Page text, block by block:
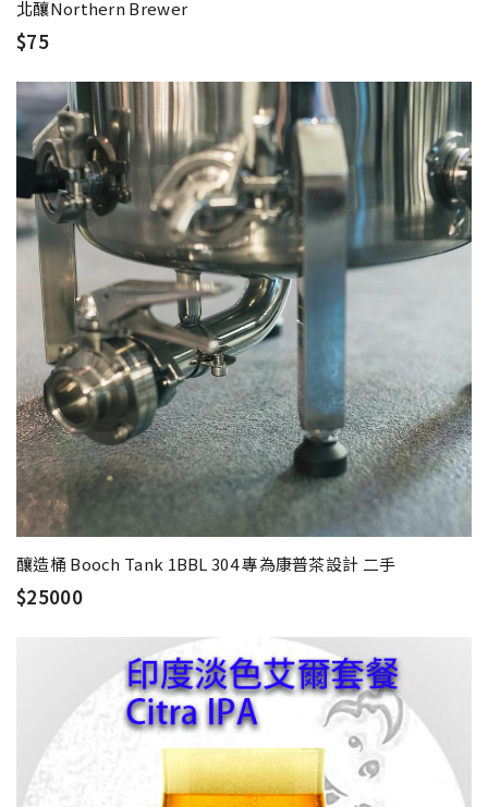
北釀Northern Brewer
$75
釀造桶 Booch Tank 1BBL 304 專為康普茶設計 二手
$25000